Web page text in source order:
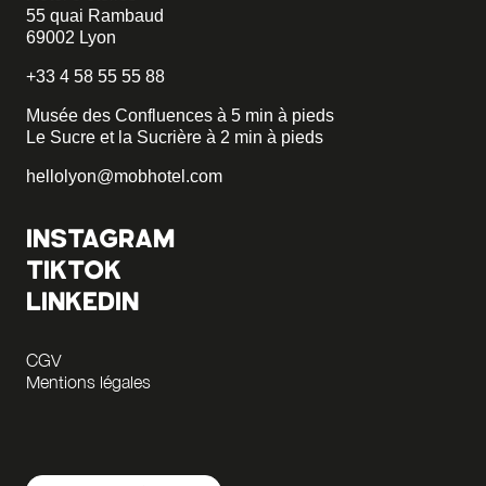
55 quai Rambaud
69002 Lyon
+33 4 58 55 55 88
Musée des Confluences à 5 min à pieds
Le Sucre et la Sucrière à 2 min à pieds
hellolyon@mobhotel.com
INSTAGRAM
TIKTOK
LINKEDIN
CGV
Mentions légales